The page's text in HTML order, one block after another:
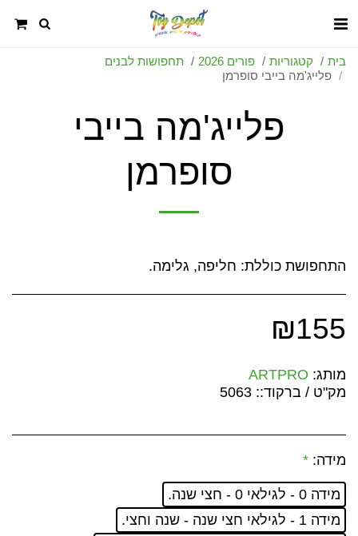
בית קטגוריות פורים 2026
תחפושות לבנים
פלייג'מה בייבי סופרמן
פלייג'מה בייבי
סופרמן
התחפושת כוללת: חליפה, גלימה.
₪155
מותג: ARTPRO
מק"ט / ברקוד:: 5063
מידה: *
מידה 0 - לגילאי 0 - חצי שנה.
מידה 1 - לגילאי חצי שנה - שנה וחצי.